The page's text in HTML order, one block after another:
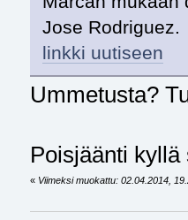
Jose Rodriguez.
linkki uutiseen
Ummetusta?
Poisjäänti
« Viimeksi muokattu: 02.04.2014,